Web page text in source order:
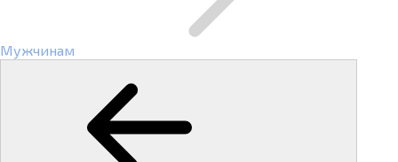
Мужчинам